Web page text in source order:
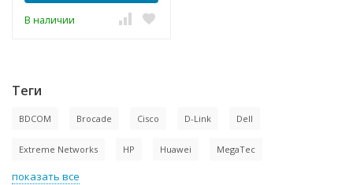
В наличии
Теги
BDCOM Brocade Cisco D-Link Dell
Extreme Networks HP Huawei MegaTec
показать все